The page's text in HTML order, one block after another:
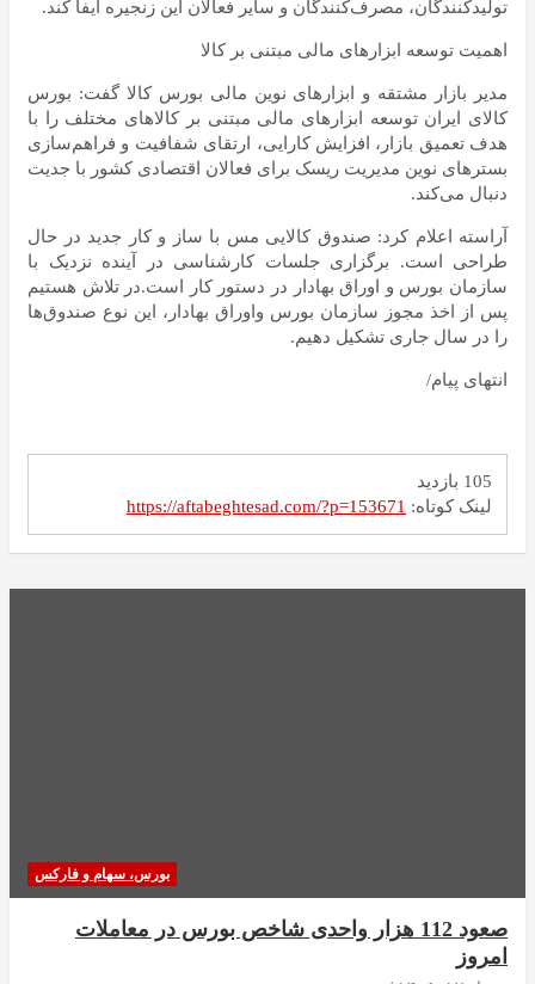
تولیدکنندگان، مصرف‌کنندگان و سایر فعالان این زنجیره ایفا کند.
اهمیت توسعه ابزارهای مالی مبتنی بر کالا
مدیر بازار مشتقه و ابزارهای نوین مالی بورس کالا گفت: بورس
کالای ایران توسعه ابزارهای مالی مبتنی بر کالاهای مختلف را با
هدف تعمیق بازار، افزایش کارایی، ارتقای شفافیت و فراهم‌سازی
بسترهای نوین مدیریت ریسک برای فعالان اقتصادی کشور با جدیت
دنبال می‌کند.
آراسته اعلام کرد: صندوق کالایی مس با ساز و کار جدید در حال
طراحی است. برگزاری جلسات کارشناسی در آینده نزدیک با
سازمان بورس و اوراق بهادار در دستور کار است.در تلاش هستیم
پس از اخذ مجوز سازمان بورس واوراق بهادار، این نوع صندوق‌ها
را در سال جاری تشکیل دهیم.
انتهای پیام/
105 بازدید
لینک کوتاه: https://aftabeghtesad.com/?p=153671
بورس، سهام و فارکس
صعود 112 هزار واحدی شاخص بورس در معاملات
امروز